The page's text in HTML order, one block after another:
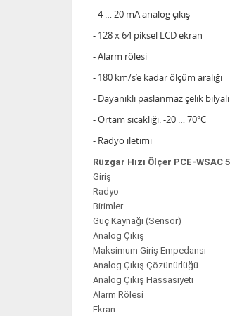
- 4 … 20 mA analog çıkış
- 128 x 64 piksel LCD ekran
- Alarm rölesi
- 180 km/s’e kadar ölçüm aralığı
- Dayanıklı paslanmaz çelik
- Ortam sıcaklığı: -20 … 70°C
- Radyo iletimi
Rüzgar Hızı Ölçer PCE-WSAC
Giriş
Radyo
Birimler
Güç Kaynağı (Sensör)
Analog Çıkış
Maksimum Giriş Empedansı
Analog Çıkış Çözünürlüğü
Analog Çıkış Hassasiyeti
Alarm Rölesi
Ekran